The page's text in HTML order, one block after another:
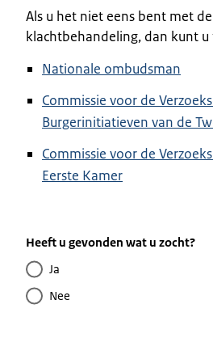
Als u het niet eens bent met
klachtbehandeling, dan kunt
Nationale ombudsman
Commissie voor de
Burgerinitiatieven van de
Commissie voor de
Eerste Kamer
Heeft u gevonden wat u zocht?
Ja
Nee